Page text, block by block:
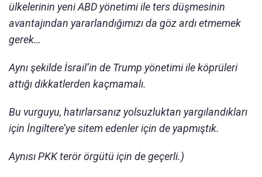
ülkelerinin yeni ABD yönetimi ile ters düşmesinin
avantajından yararlandığımızı da göz ardı etmemek
gerek…
Aynı şekilde İsrail’in de Trump yönetimi ile köprüleri
attığı dikkatlerden kaçmamalı.
Bu vurguyu, hatırlarsanız yolsuzluktan yargılandıkları
için İngiltere’ye sitem edenler için de yapmıştık.
Aynısı PKK terör örgütü için de geçerli.)